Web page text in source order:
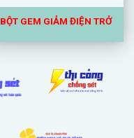
BỘT GEM GIẢM ĐIỆN TRỞ